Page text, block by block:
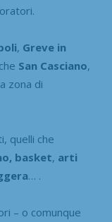
, Greve in
San Casciano,
zona di
quelli che
basket, arti
… .
– o comunque